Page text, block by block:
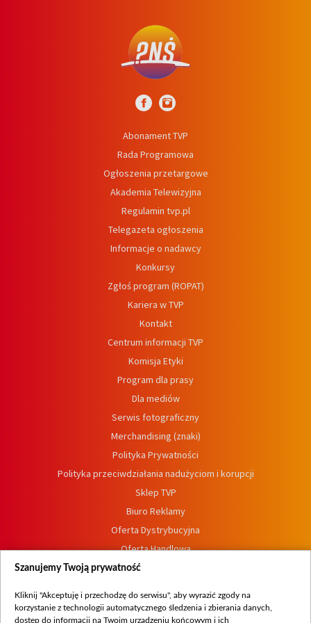
Abonament TVP
Rada Programowa
Ogłoszenia przetargowe
Akademia Telewizyjna
Regulamin tvp.pl
Telegazeta ogłoszenia
Informacje o nadawcy
Konkursy
Zgłoś program (ROPAT)
Kariera w TVP
Kontakt
Centrum informacji TVP
Komisja Etyki
Program dla prasy
Dla mediów
Serwis fotograficzny
Merchandising (znaki)
Polityka Prywatności
Polityka przeciwdziałania nadużyciom i korupcji
Sklep TVP
Biuro Reklamy
Oferta Dystrybucyjna
Oferta Handlowa
Dostępność
Procedura zgłoszeń wewnętrznych
Szanujemy Twoją prywatność
Kliknij "Akceptuję i przechodzę do serwisu", aby wyrazić zgody na
korzystanie z technologii automatycznego śledzenia i zbierania danych,
dostęp do informacji na Twoim urządzeniu końcowym i ich